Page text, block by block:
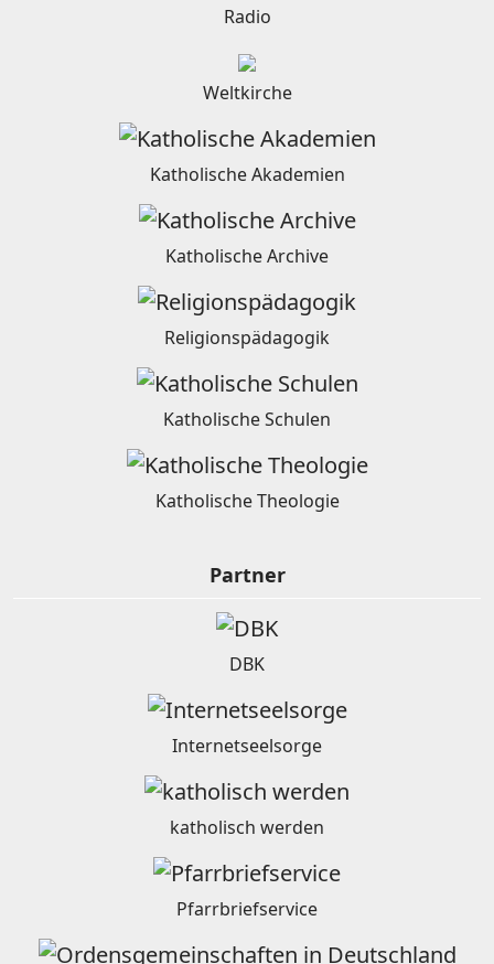
Radio
Weltkirche
Katholische Akademien
Katholische Archive
Religionspädagogik
Katholische Schulen
Katholische Theologie
Partner
DBK
Internetseelsorge
katholisch werden
Pfarrbriefservice